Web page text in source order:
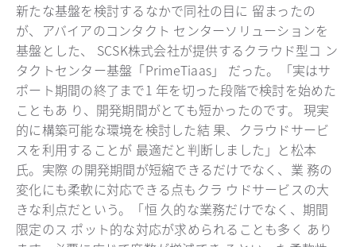
新たな基盤を検討するなかで同社の目に 留まったの
が、アバイアのコンタクト センターソリューションを
基盤とした、 SCSK株式会社が提供するクラウド型コ ン
タクトセンター基盤「PrimeTiaas」 だった。「実はサ
ポート期間の終了まで1 年を切った段階で検討を始めた
こともあ り、開発期間がとても短かったのです。 現実
的に構築可能な環境を検討した結 果、クラウドサービ
スを利用することが 最適だと判断しました」と松本
氏。実際 の開発期間が短縮できるだけでなく、業 務の
変化にも柔軟に対応できる点もクラ ウドサービスの大
きな利点だという。「恒 久的な業務だけでなく、期間
限定のス ポット的な対応が求められることも多く あり